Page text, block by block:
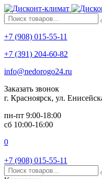
+7 (908) 015-55-11
+7 (391) 204-60-82
info@nedorogo24.ru
Заказать звонок
г. Красноярск, ул.
пн-пт 9:00-18:00
сб 10:00-16:00
0
+7 (908) 015-55-11